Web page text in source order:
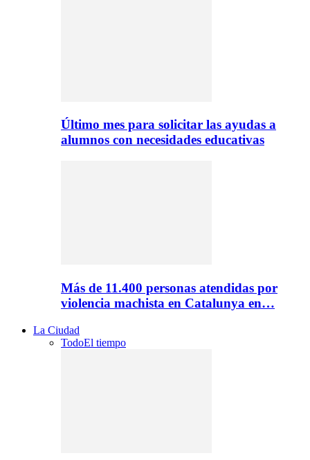
Último mes para solicitar las ayudas a
alumnos con necesidades educativas
Más de 11.400 personas atendidas por
violencia machista en Catalunya en…
La Ciudad
TodoEl tiempo